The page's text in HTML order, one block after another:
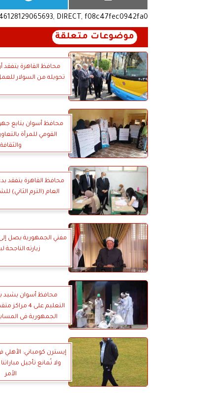
DIRECT, f08c47fec0942fa0
موضوعات متعلقة
محافظ القاهرة يتفقد
تحويله من السولار
محافظ أسوان يتابع
القومي للمرأة
والثقافة
محافظ القاهرة يتفقد
العام (الترم الثاني)
مفتي الجمهورية يصل
زيارته الناجحة
محافظ أسوان
التعليم على 4
الجمهورية فى
إيسترن كومباني:
ولا نُمانع تأجيل
الأمر